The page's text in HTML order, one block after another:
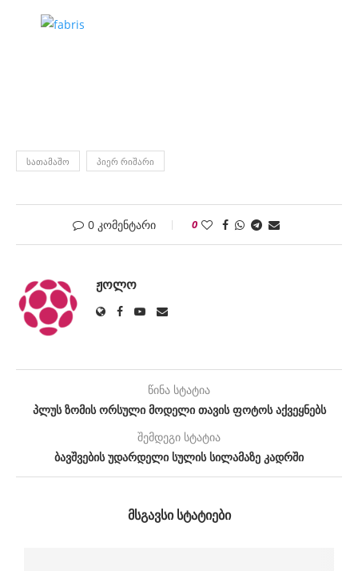
ᲡᲐᲗᲐᲛᲐᲨᲝ ᲞᲘᲔᲠ ᲠᲘᲨᲐᲠᲘ
0 კომენტარი 0
ᲟᲝᲚᲝ
წინა სტატია
პლუს ზომის ორსული მოდელი თავის ფოტოს აქვეყნებს
შემდეგი სტატია
ბავშვების უდარდელი სულის სილამაზე კადრში
ᲛᲡᲒᲐᲕᲡᲘ ᲡᲢᲐᲢᲘᲔᲑᲘ